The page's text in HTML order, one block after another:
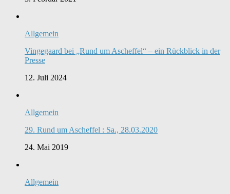
Allgemein
Vingegaard bei „Rund um Ascheffel“ – ein Rückblick in der
Presse
12. Juli 2024
Allgemein
29. Rund um Ascheffel : Sa., 28.03.2020
24. Mai 2019
Allgemein